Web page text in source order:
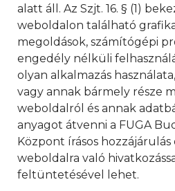
alatt áll. Az Szjt. 16. § (1)
weboldalon található
megoldások, számítógépi
engedély nélküli
olyan alkalmazás
vagy annak bármely része
weboldalról és annak
anyagot átvenni a FUGA
Központ írásos hozzájárulás
weboldalra való
feltüntetésével lehet.